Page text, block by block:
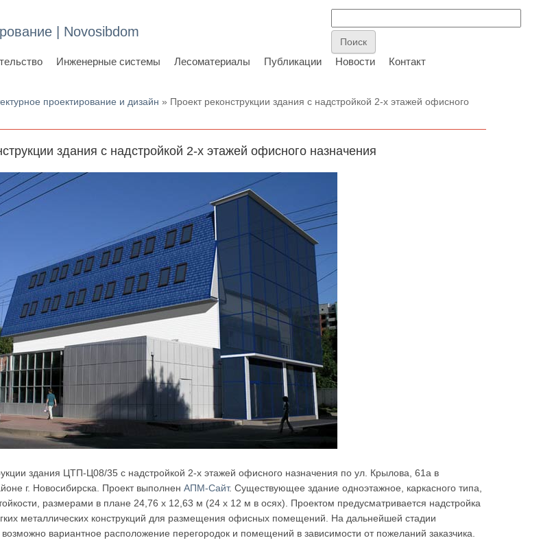
| Novosibdom
Инженерные системы Лесоматериалы Публикации Новости Контакт
проектирование и дизайн » Проект реконструкции здания с надстройкой 2-х этажей офисного
здания с надстройкой 2-х этажей офисного назначения
здания ЦТП-Ц08/35 с надстройкой 2-х этажей офисного назначения по ул. Крылова, 61а в
г. Новосибирска. Проект выполненАПМ-Сайт. Существующее здание одноэтажное, каркасного типа,
размерами в плане 24,76 х 12,63 м (24 х 12 м в осях). Проектом предусматривается надстройка
металлических конструкций для размещения офисных помещений. На дальнейшей стадии
возможно вариантное расположение перегородок и помещений в зависимости от пожеланий заказчика.